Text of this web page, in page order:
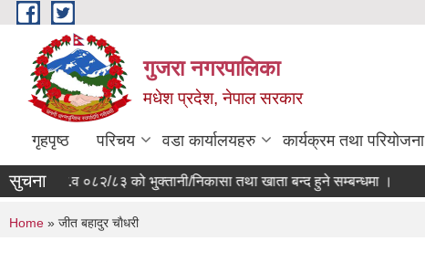
Skip to main content
गुजरा नगरपालिका
मधेश प्रदेश, नेपाल सरकार
गृहपृष्ठ परिचय वडा कार्यालयहरु कार्यक्रम तथा परियोजना
सुचनाआ.व ०८२/८३ को भु्क्तानी/निकासा तथा खाता बन्द हुने सम्बन्धमा ।
You are here
Home » जीत बहादुर चाैधरी